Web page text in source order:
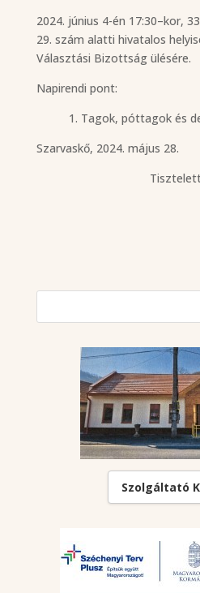
2024. június 4-én 17:30–kor,
29. szám alatti hivatalos
Választási Bizottság ülésére.
Napirendi pont:
1. Tagok, póttagok és
Szarvaskő, 2024. május 28.
Szolgáltató